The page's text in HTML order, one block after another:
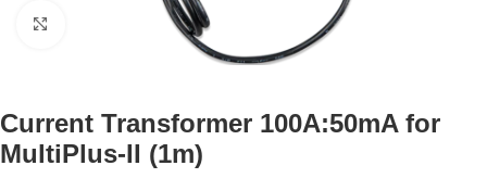
Büyütmek için tıklayın
Current Transformer 100A:50mA for
MultiPlus-II (1m)